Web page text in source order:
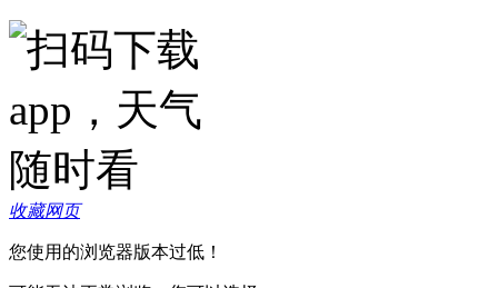
收藏网页
您使用的浏览器版本过低！